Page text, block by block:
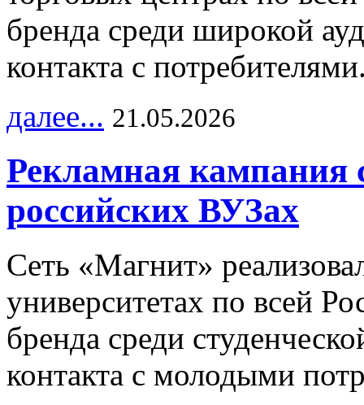
бренда среди широкой
контакта с
далее... 21.05.2026
Рекламная кампания
российских ВУЗах
Сеть «Магнит»
университетах по всей
бренда среди
контакта с молодыми